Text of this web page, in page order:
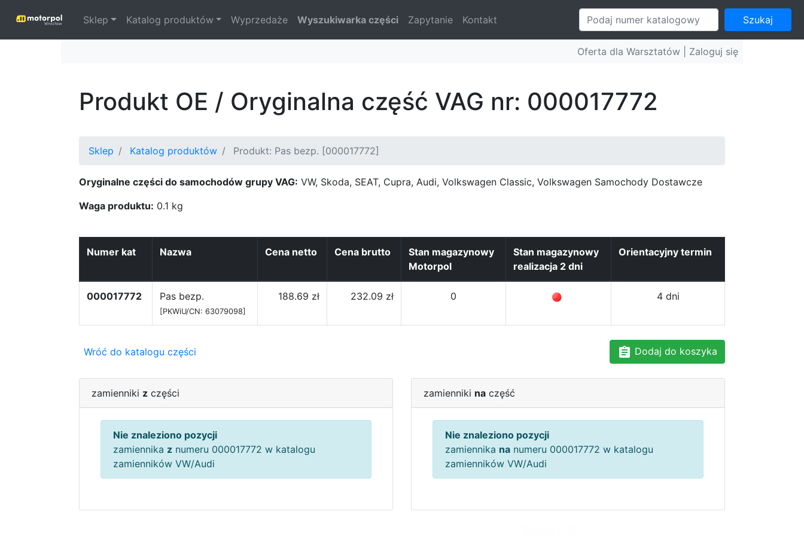
Sklep Katalog produktów Wyprzedaże Wyszukiwarka części Zapytanie Kontakt Szukaj
Oferta dla Warsztatów | Zaloguj się
Produkt OE / Oryginalna część VAG nr: 000017772
Sklep Katalog produktów Produkt: Pas bezp. [000017772]
Oryginalne części do samochodów grupy VAG: VW, Skoda, SEAT, Cupra, Audi, Volkswagen Classic, Volkswagen Samochody Dostawcze
Waga produktu: 0.1 kg
Numer kat Nazwa Cena netto Cena brutto
Stan magazynowy
Motorpol
Stan magazynowy
realizacja 2 dni
Orientacyjny termin
000017772 Pas bezp.
[PKWiU/CN: 63079098]
188.69 zł 232.09 zł 0 4 dni
Wróć do katalogu części Dodaj do koszyka
zamienniki z części
Nie znaleziono pozycji
zamiennika z numeru 000017772 w katalogu
zamienników VW/Audi
zamienniki na część
Nie znaleziono pozycji
zamiennika na numeru 000017772 w katalogu
zamienników VW/Audi